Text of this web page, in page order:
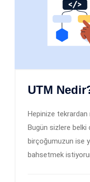
UTM
Hepinize tekrardan
Bugün sizlere belki
birçoğumuzun ise
bahsetmek